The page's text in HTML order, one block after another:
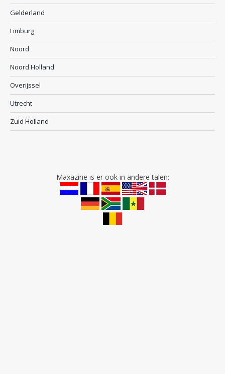
Gelderland
Limburg
Noord
Noord Holland
Overijssel
Utrecht
Zuid Holland
Maxazine is er ook in andere talen: